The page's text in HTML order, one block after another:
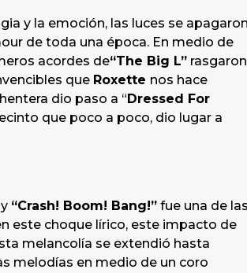
y la emoción, las luces se apagaron
de toda una época. En medio de
acordes de“The Big L” rasgaron
que Roxette nos hace
dio paso a “Dressed For
que poco a poco, dio lugar a
“Crash! Boom! Bang!” fue una de las
este choque lírico, este impacto de
melancolía se extendió hasta
melodías en medio de un coro